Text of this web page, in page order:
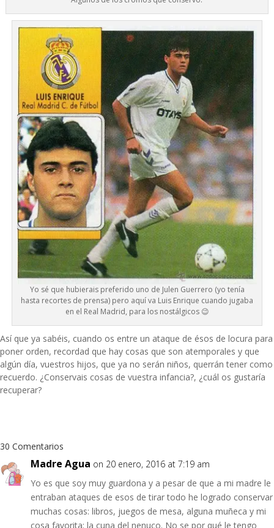
Yo sé que hubierais preferido uno de Julen Guerrero (yo tenía
hasta recortes de prensa) pero aquí va Luis Enrique cuando jugaba
en el Real Madrid, para los nostálgicos 😉
Así que ya sabéis, cuando os entre un ataque de ésos de locura para
poner orden, recordad que hay cosas que son atemporales y que
algún día, vuestros hijos, que ya no serán niños, querrán tener como
recuerdo. ¿Conservais cosas de vuestra infancia?, ¿cuál os gustaría
recuperar?
30 Comentarios
Madre Agua on 20 enero, 2016 at 7:19 am
Yo es que soy muy guardona y a pesar de que a mi madre le
entraban ataques de esos de tirar todo he logrado conservar
muchas cosas: libros, juegos de mesa, alguna muñeca y mi
cosa favorita: la cuna del nenuco. No se por qué le tengo